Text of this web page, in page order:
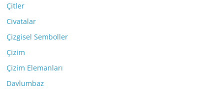
Çitler
Civatalar
Çizgisel Semboller
Çizim
Çizim Elemanları
Davlumbaz